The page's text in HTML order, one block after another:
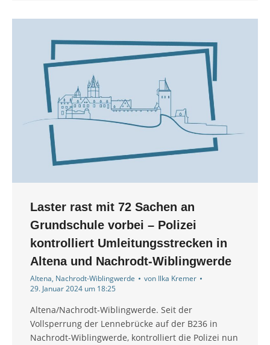
Laster rast mit 72 Sachen an
Grundschule vorbei – Polizei
kontrolliert Umleitungsstrecken in
Altena und Nachrodt-Wiblingwerde
Altena, Nachrodt-Wiblingwerde von Ilka Kremer
29. Januar 2024 um 18:25
Altena/Nachrodt-Wiblingwerde. Seit der
Vollsperrung der Lennebrücke auf der B236 in
Nachrodt-Wiblingwerde, kontrolliert die Polizei nun